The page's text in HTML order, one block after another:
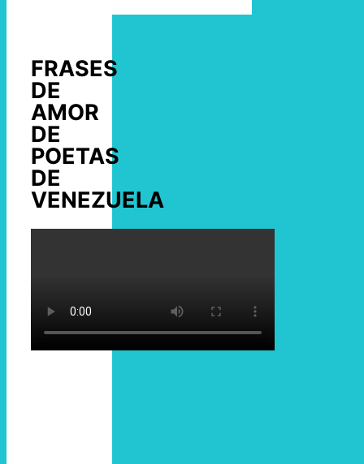
FRASES
DE
AMOR
DE
POETAS
DE
VENEZUELA